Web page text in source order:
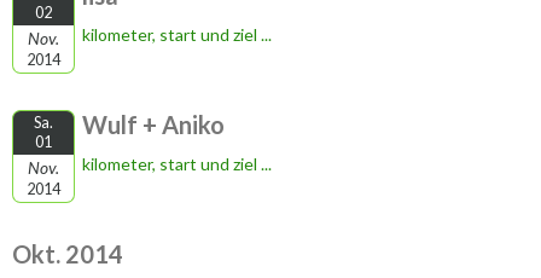
02
Nov.
2014
kilometer, start und ziel ...
Sa.
01
Nov.
2014
Wulf + Aniko
kilometer, start und ziel ...
Okt. 2014